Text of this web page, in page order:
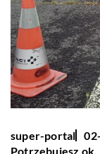
super-portal
Potrzebujesz